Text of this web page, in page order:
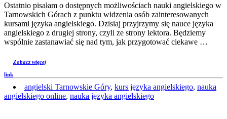
Ostatnio pisałam o dostępnych możliwościach nauki angielskiego w
Tarnowskich Górach z punktu widzenia osób zainteresowanych
kursami języka angielskiego. Dzisiaj przyjrzymy się nauce języka
angielskiego z drugiej strony, czyli ze strony lektora. Będziemy
wspólnie zastanawiać się nad tym, jak przygotować ciekawe …
link
Zobacz więcej
angielski Tarnowskie Góry, kurs języka angielskiego, nauka
angielskiego online, nauka języka angielskiego